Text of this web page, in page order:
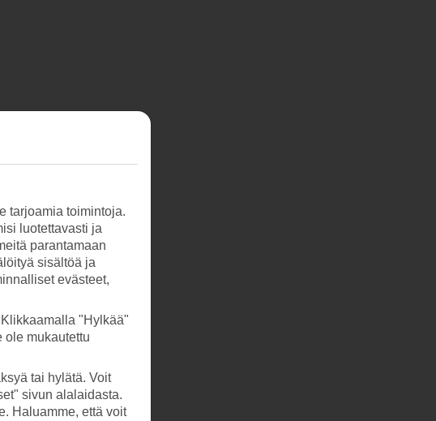
tarjoamia toimintoja.
luotettavasti ja
parantamaan
sisältöä ja
evästeet,
"Hylkää"
ole mukautettu
tai hylätä. Voit
sivun alalaidasta.
Haluamme, että voit